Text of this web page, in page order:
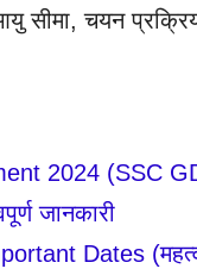
सीमा, चयन
2024 (SSC
जानकारी
Dates